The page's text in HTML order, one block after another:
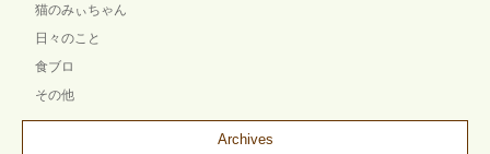
猫のみぃちゃん
日々のこと
食ブロ
その他
Archives